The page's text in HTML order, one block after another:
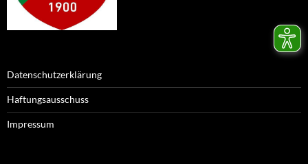
Datenschutzerklärung
Haftungsausschuss
Impressum